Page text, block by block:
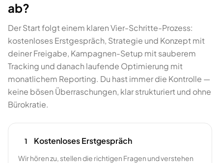
ab?
Der Start folgt einem klaren Vier-Schritte-Prozess:
kostenloses Erstgespräch, Strategie und Konzept mit
deiner Freigabe, Kampagnen-Setup mit sauberem
Tracking und danach laufende Optimierung mit
monatlichem Reporting. Du hast immer die Kontrolle —
keine bösen Überraschungen, klar strukturiert und ohne
Bürokratie.
1 Kostenloses Erstgespräch
Wir hören zu, stellen die richtigen Fragen und verstehen